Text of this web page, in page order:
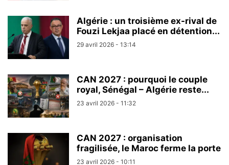
Algérie : un troisième ex-rival de
Fouzi Lekjaa placé en détention...
29 avril 2026 - 13:14
CAN 2027 : pourquoi le couple
royal, Sénégal – Algérie reste...
23 avril 2026 - 11:32
CAN 2027 : organisation
fragilisée, le Maroc ferme la porte
23 avril 2026 - 10:11